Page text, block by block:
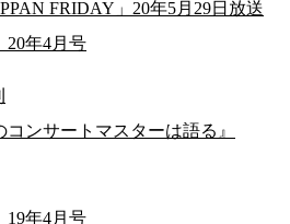
FRIDAY」20年5月29日放送
20年4月号
ンサートマスターは語る』
19年4月号